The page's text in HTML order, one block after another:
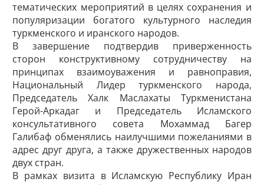
тематических мероприятий в целях сохранения и
популяризации богатого культурного наследия
туркменского и иранского народов.
В завершение подтвердив приверженность
сторон конструктивному сотрудничеству на
принципах взаимоуважения и равноправия,
Национальный Лидер туркменского народа,
Председатель Халк Маслахаты Туркменистана
Герой-Аркадаг и Председатель Исламского
консультативного совета Мохаммад Багер
Галибаф обменялись наилучшими пожеланиями в
адрес друг друга, а также дружественных народов
двух стран.
В рамках визита в Исламскую Республику Иран